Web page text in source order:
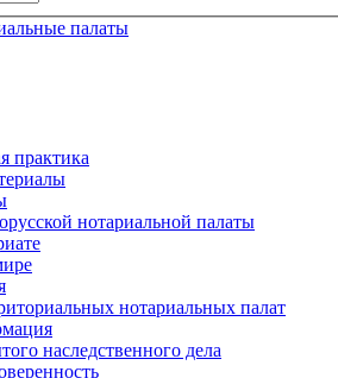
палаты
практика
нотариальной палаты
нотариальных палат
наследственного дела